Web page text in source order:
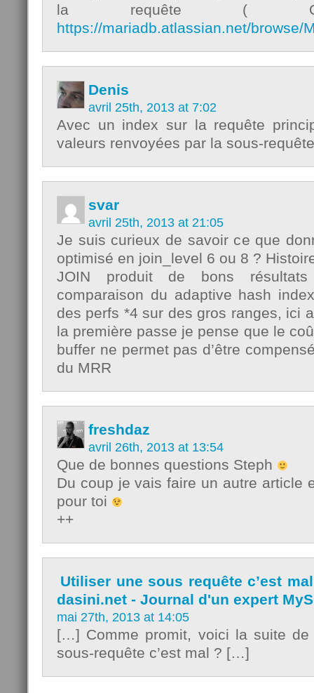
la requête (
https://mariadb.atlassian.net/browse/
Denis
avril 25th, 2013 at 7:02
Avec un index sur la requête
valeurs renvoyées par la sous-
svar
avril 25th, 2013 at 21:05
Je suis curieux de savoir ce que
optimisé en join_level 6 ou 8 ?
JOIN produit de bons
comparaison du adaptive hash
des perfs *4 sur des gros ranges, ici
la première passe je pense que le
buffer ne permet pas d’être
du MRR
freshdaz
avril 26th, 2013 at 13:54
Que de bonnes questions Steph
Du coup je vais faire un autre article
pour toi
++
Utiliser une sous requête c’est
dasini.net - Journal d'un expert
mai 27th, 2013 at 14:05
[…] Comme promit, voici la suite de
sous-requête c’est mal ? […]